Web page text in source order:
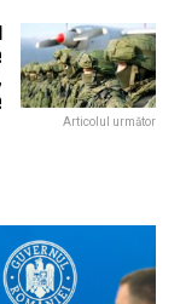
Articolul următor